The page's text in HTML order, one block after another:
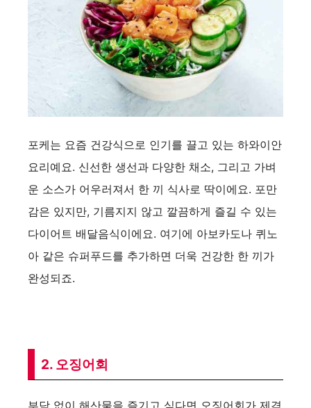
d
e
o
포케는 요즘 건강식으로 인기를 끌고 있는 하와이안
요리예요. 신선한 생선과 다양한 채소, 그리고 가벼
운 소스가 어우러져서 한 끼 식사로 딱이에요. 포만
감은 있지만, 기름지지 않고 깔끔하게 즐길 수 있는
다이어트 배달음식이에요. 여기에 아보카도나 퀴노
아 같은 슈퍼푸드를 추가하면 더욱 건강한 한 끼가
완성되죠.
2. 오징어회